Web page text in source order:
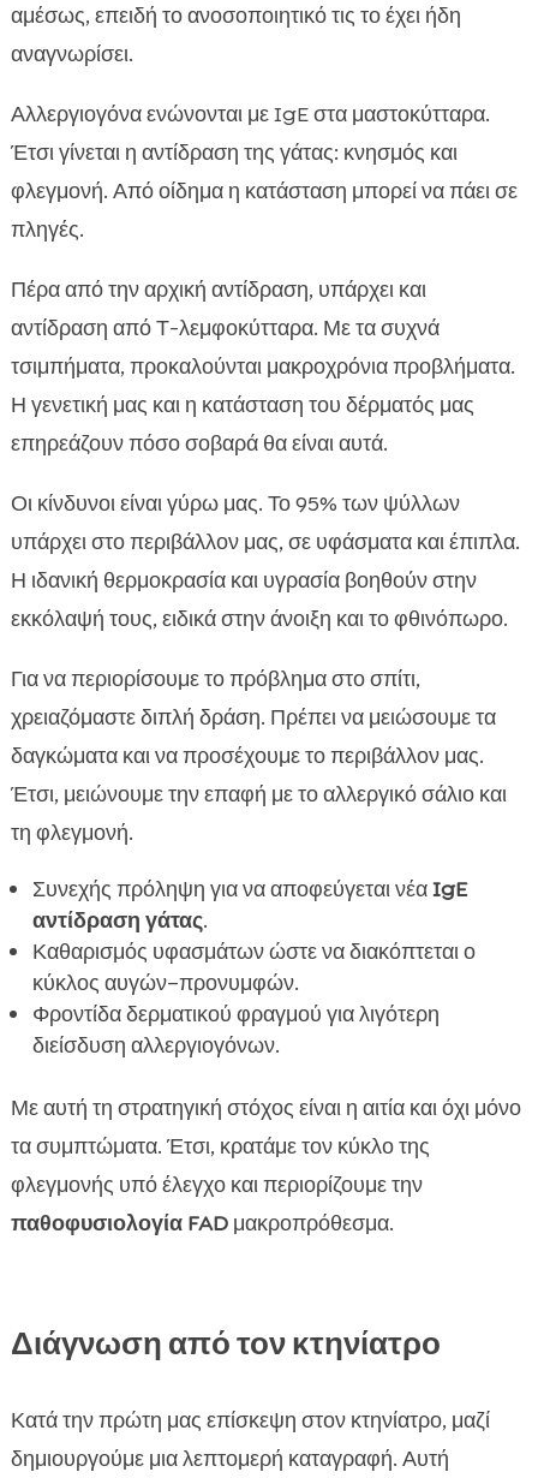
αμέσως, επειδή το ανοσοποιητικό τις το έχει ήδη
αναγνωρίσει.
Αλλεργιογόνα ενώνονται με IgE στα μαστοκύτταρα.
Έτσι γίνεται η αντίδραση της γάτας: κνησμός και
φλεγμονή. Από οίδημα η κατάσταση μπορεί να πάει σε
πληγές.
Πέρα από την αρχική αντίδραση, υπάρχει και
αντίδραση από Τ-λεμφοκύτταρα. Με τα συχνά
τσιμπήματα, προκαλούνται μακροχρόνια προβλήματα.
Η γενετική μας και η κατάσταση του δέρματός μας
επηρεάζουν πόσο σοβαρά θα είναι αυτά.
Οι κίνδυνοι είναι γύρω μας. Το 95% των ψύλλων
υπάρχει στο περιβάλλον μας, σε υφάσματα και έπιπλα.
Η ιδανική θερμοκρασία και υγρασία βοηθούν στην
εκκόλαψή τους, ειδικά στην άνοιξη και το φθινόπωρο.
Για να περιορίσουμε το πρόβλημα στο σπίτι,
χρειαζόμαστε διπλή δράση. Πρέπει να μειώσουμε τα
δαγκώματα και να προσέχουμε το περιβάλλον μας.
Έτσι, μειώνουμε την επαφή με το αλλεργικό σάλιο και
τη φλεγμονή.
Συνεχής πρόληψη για να αποφεύγεται νέαIgE
αντίδραση γάτας.
Καθαρισμός υφασμάτων ώστε να διακόπτεται ο
κύκλος αυγών–προνυμφών.
Φροντίδα δερματικού φραγμού για λιγότερη
διείσδυση αλλεργιογόνων.
Με αυτή τη στρατηγική στόχος είναι η αιτία και όχι μόνο
τα συμπτώματα. Έτσι, κρατάμε τον κύκλο της
φλεγμονής υπό έλεγχο και περιορίζουμε την
παθοφυσιολογία FADμακροπρόθεσμα.
Διάγνωση από τον κτηνίατρο
Κατά την πρώτη μας επίσκεψη στον κτηνίατρο, μαζί
δημιουργούμε μια λεπτομερή καταγραφή. Αυτή